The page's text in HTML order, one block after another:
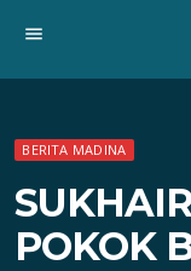
menu
BERITA MADINA
POKOK